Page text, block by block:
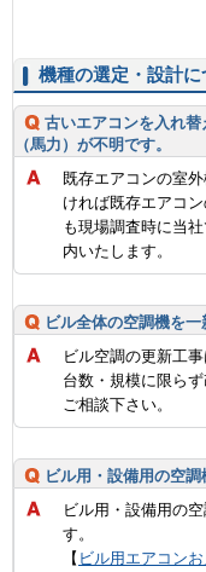
機種の選定・設計に
古いエアコンを入れ
（馬力）が不明です。
既存エアコンの室
ければ既存エアコ
も現場調査時に当
内いたします。
ビル全体の空調機を一
ビル空調の更新工
台数・規模に限ら
ご相談下さい。
ビル用・設備用の空調
ビル用・設備用の
す。
【 ビル用エアコン